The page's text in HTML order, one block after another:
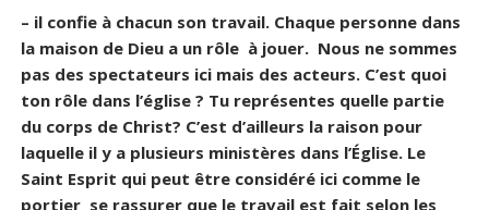
– il confie à chacun son travail. Chaque personne dans
la maison de Dieu a un rôle à jouer. Nous ne sommes
pas des spectateurs ici mais des acteurs. C’est quoi
ton rôle dans l’église ? Tu représentes quelle partie
du corps de Christ? C’est d’ailleurs la raison pour
laquelle il y a plusieurs ministères dans l’Église. Le
Saint Esprit qui peut être considéré ici comme le
portier se rassurer que le travail est fait selon les